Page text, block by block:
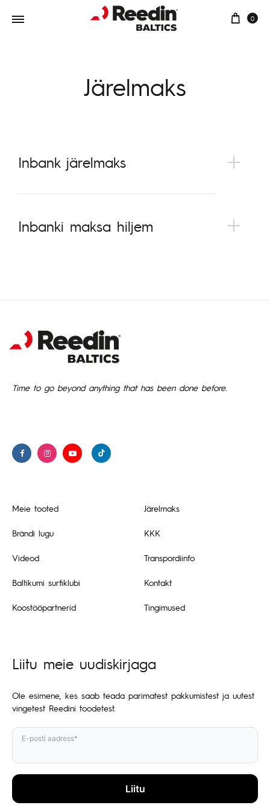
0
Järelmaks
Inbank järelmaks
Inbanki maksa hiljem
Time to go beyond anything that has been done before.
Meie tooted
Brändi lugu
Videod
Baltikumi surfiklubi
Koostööpartnerid
Järelmaks
KKK
Transpordiinfo
Kontakt
Tingimused
Liitu meie uudiskirjaga
Ole esimene, kes saab teada parimatest pakkumistest ja uutest
vingetest Reedini toodetest.
E-posti aadress*